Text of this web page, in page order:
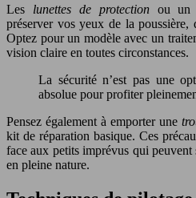
Les lunettes de protection ou un
préserver vos yeux de la poussière,
Optez pour un modèle avec un
vision claire en toutes circonstances.
La sécurité n’est pas une
absolue pour profiter
Pensez également à emporter une
kit de réparation basique. Ces
face aux petits imprévus qui
en pleine nature.